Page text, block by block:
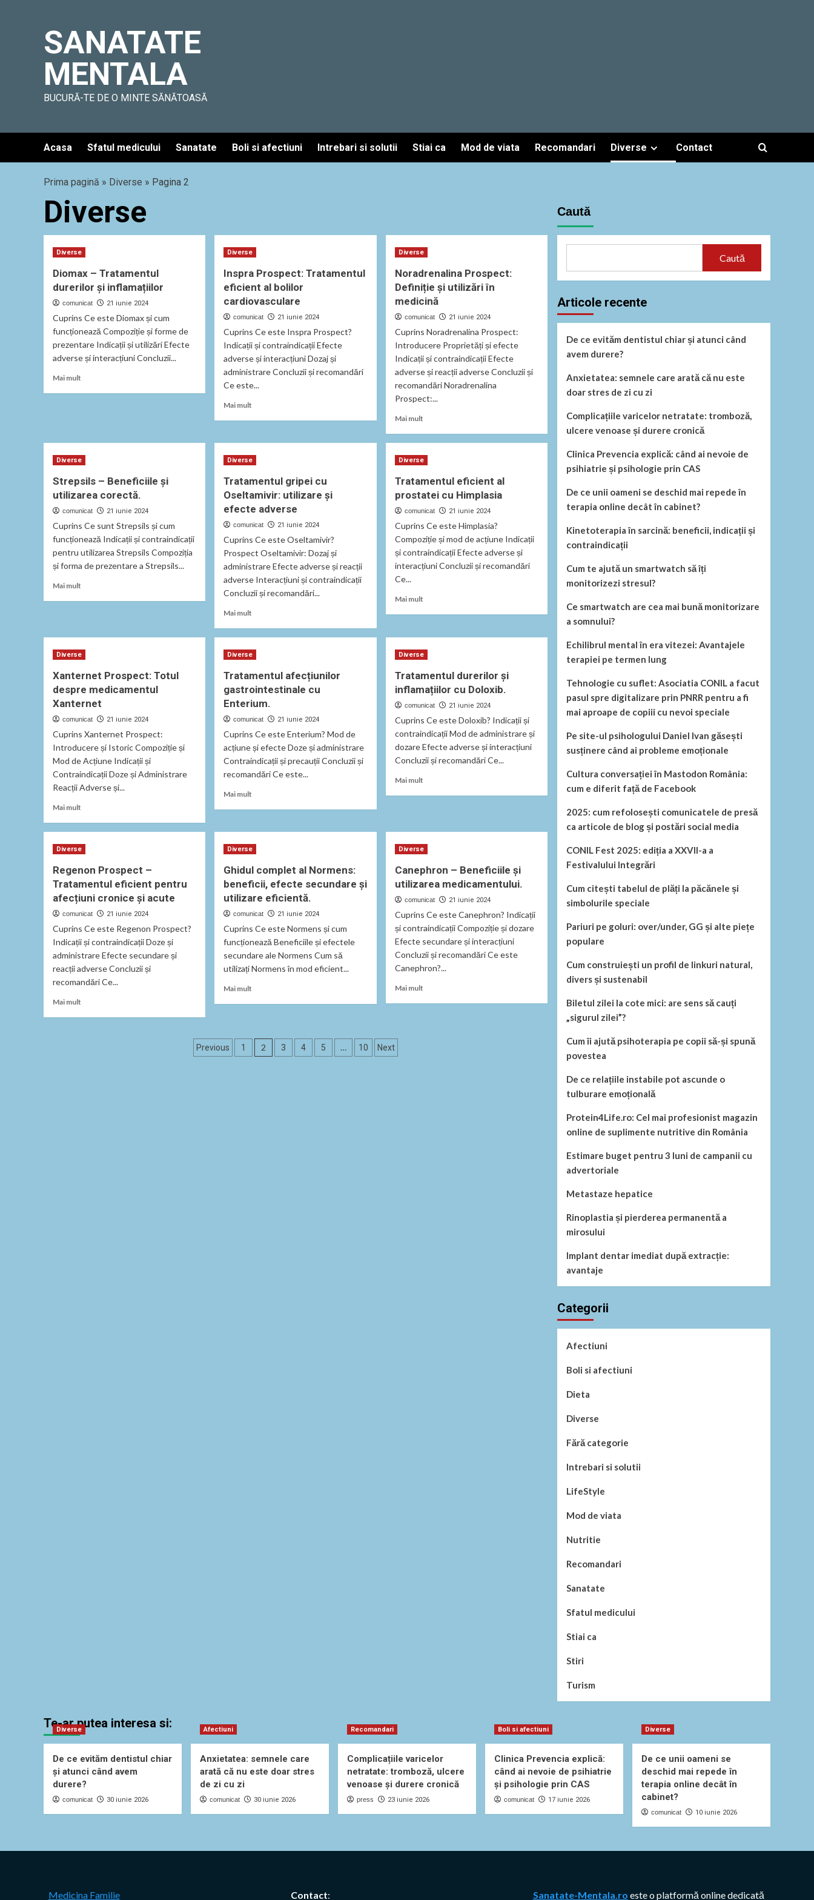
SANATATE
MENTALA
BUCURĂ-TE DE O MINTE SĂNĂTOASĂ
Acasa Sfatul medicului Sanatate Boli si afectiuni Intrebari si solutii Stiai ca Mod de viata Recomandari Diverse Contact
Prima pagină » Diverse » Pagina 2
Diverse
Diverse
Diomax – Tratamentul
durerilor și inflamațiilor
comunicat 21 iunie 2024
Cuprins Ce este Diomax și cum
funcționează Compoziție și forme de
prezentare Indicații și utilizări Efecte
adverse și interacțiuni Concluzii...
Mai mult
durerilor
și
inflamațiilor
Diverse
Inspra Prospect: Tratamentul
eficient al bolilor
cardiovasculare
comunicat 21 iunie 2024
Cuprins Ce este Inspra Prospect?
Indicații și contraindicații Efecte
adverse și interacțiuni Dozaj și
administrare Concluzii și recomandări
Ce este...
Mai mult
Tratamentul
al
bolilor
cardiovasculare
Diverse
Noradrenalina Prospect:
Definiție și utilizări în
medicină
comunicat 21 iunie 2024
Cuprins Noradrenalina Prospect:
Introducere Proprietăți și efecte
Indicații și contraindicații Efecte
adverse și reacții adverse Concluzii și
recomandări Noradrenalina
Prospect:...
Mai multRead
Prospect:
și
utilizări
în
Diverse
Strepsils – Beneficiile și
utilizarea corectă.
comunicat 21 iunie 2024
Cuprins Ce sunt Strepsils și cum
funcționează Indicații și contraindicații
pentru utilizarea Strepsils Compoziția
și forma de prezentare a Strepsils...
Mai mult
și
corectă.
Diverse
Tratamentul gripei cu
Oseltamivir: utilizare și
efecte adverse
comunicat 21 iunie 2024
Cuprins Ce este Oseltamivir?
Prospect Oseltamivir: Dozaj și
administrare Efecte adverse și reacții
adverse Interacțiuni și contraindicații
Concluzii și recomandări...
Mai mult
gripei
Oseltamivir:
utilizare
și
efecte
Diverse
Tratamentul eficient al
prostatei cu Himplasia
comunicat 21 iunie 2024
Cuprins Ce este Himplasia?
Compoziție și mod de acțiune Indicații
și contraindicații Efecte adverse și
interacțiuni Concluzii și recomandări
Ce...
Mai multRead
al
cu
Himplasia
Diverse
Xanternet Prospect: Totul
despre medicamentul
Xanternet
comunicat 21 iunie 2024
Cuprins Xanternet Prospect:
Introducere și Istoric Compoziție și
Mod de Acțiune Indicații și
Contraindicații Doze și Administrare
Reacții Adverse și...
Mai mult
Prospect:
despre
medicamentul
Xanternet
Diverse
Tratamentul afecțiunilor
gastrointestinale cu
Enterium.
comunicat 21 iunie 2024
Cuprins Ce este Enterium? Mod de
acțiune și efecte Doze și administrare
Contraindicații și precauții Concluzii și
recomandări Ce este...
Mai mult
gastrointestinale
Enterium.
Diverse
Tratamentul durerilor și
inflamațiilor cu Doloxib.
comunicat 21 iunie 2024
Cuprins Ce este Doloxib? Indicații și
contraindicații Mod de administrare și
dozare Efecte adverse și interacțiuni
Concluzii și recomandări Ce...
Mai multRead
inflamațiilor
Doloxib.
Diverse
Regenon Prospect –
Tratamentul eficient pentru
afecțiuni cronice și acute
comunicat 21 iunie 2024
Cuprins Ce este Regenon Prospect?
Indicații și contraindicații Doze și
administrare Efecte secundare și
reacții adverse Concluzii și
recomandări Ce...
Mai mult
Diverse
Ghidul complet al Normens:
beneficii, efecte secundare și
utilizare eficientă.
comunicat 21 iunie 2024
Cuprins Ce este Normens și cum
funcționează Beneficiile și efectele
secundare ale Normens Cum să
utilizați Normens în mod eficient...
Mai mult
Normens:
Diverse
Canephron – Beneficiile și
utilizarea medicamentului.
comunicat 21 iunie 2024
Cuprins Ce este Canephron? Indicații
și contraindicații Compoziție și dozare
Efecte secundare și interacțiuni
Concluzii și recomandări Ce este
Canephron?...
Mai multRead
Paginație
Previous 1 2 3 4 5 … 10 Next
Caută
Caută
Articole recente
De ce evităm dentistul chiar și atunci când
avem durere?
Anxietatea: semnele care arată că nu este
doar stres de zi cu zi
Complicațiile varicelor netratate: tromboză,
ulcere venoase și durere cronică
Clinica Prevencia explică: când ai nevoie de
psihiatrie și psihologie prin CAS
De ce unii oameni se deschid mai repede în
terapia online decât în cabinet?
Kinetoterapia în sarcină: beneficii, indicații și
contraindicații
Cum te ajută un smartwatch să îți
monitorizezi stresul?
Ce smartwatch are cea mai bună monitorizare
a somnului?
Echilibrul mental în era vitezei: Avantajele
terapiei pe termen lung
Tehnologie cu suflet: Asociatia CONIL a facut
pasul spre digitalizare prin PNRR pentru a fi
mai aproape de copiii cu nevoi speciale
Pe site-ul psihologului Daniel Ivan găsești
susținere când ai probleme emoționale
Cultura conversației în Mastodon România:
cum e diferit față de Facebook
2025: cum refolosești comunicatele de presă
ca articole de blog și postări social media
CONIL Fest 2025: ediția a XXVII-a a
Festivalului Integrări
Cum citești tabelul de plăți la păcănele și
simbolurile speciale
Pariuri pe goluri: over/under, GG și alte piețe
populare
Cum construiești un profil de linkuri natural,
divers și sustenabil
Biletul zilei la cote mici: are sens să cauți
„sigurul zilei”?
Cum îi ajută psihoterapia pe copii să-și spună
povestea
De ce relațiile instabile pot ascunde o
tulburare emoțională
Protein4Life.ro: Cel mai profesionist magazin
online de suplimente nutritive din România
Estimare buget pentru 3 luni de campanii cu
advertoriale
Metastaze hepatice
Rinoplastia și pierderea permanentă a
mirosului
Implant dentar imediat după extracție:
avantaje
Categorii
Afectiuni
Boli si afectiuni
Dieta
Diverse
Fără categorie
Intrebari si solutii
LifeStyle
Mod de viata
Nutritie
Recomandari
Sanatate
Sfatul medicului
Stiai ca
Stiri
Turism
Te-ar putea interesa si:
Diverse
De ce evităm dentistul chiar
și atunci când avem
durere?
comunicat 30 iunie 2026
Afectiuni
Anxietatea: semnele care
arată că nu este doar stres
de zi cu zi
comunicat 30 iunie 2026
Recomandari
Complicațiile varicelor
netratate: tromboză, ulcere
venoase și durere cronică
press 23 iunie 2026
Boli si afectiuni
Clinica Prevencia explică:
când ai nevoie de psihiatrie
și psihologie prin CAS
comunicat 17 iunie 2026
Diverse
De ce unii oameni se
deschid mai repede în
terapia online decât în
cabinet?
comunicat 10 iunie 2026
Medicina Familie Contact: Sanatate-Mentala.ro este o platformă online dedicată